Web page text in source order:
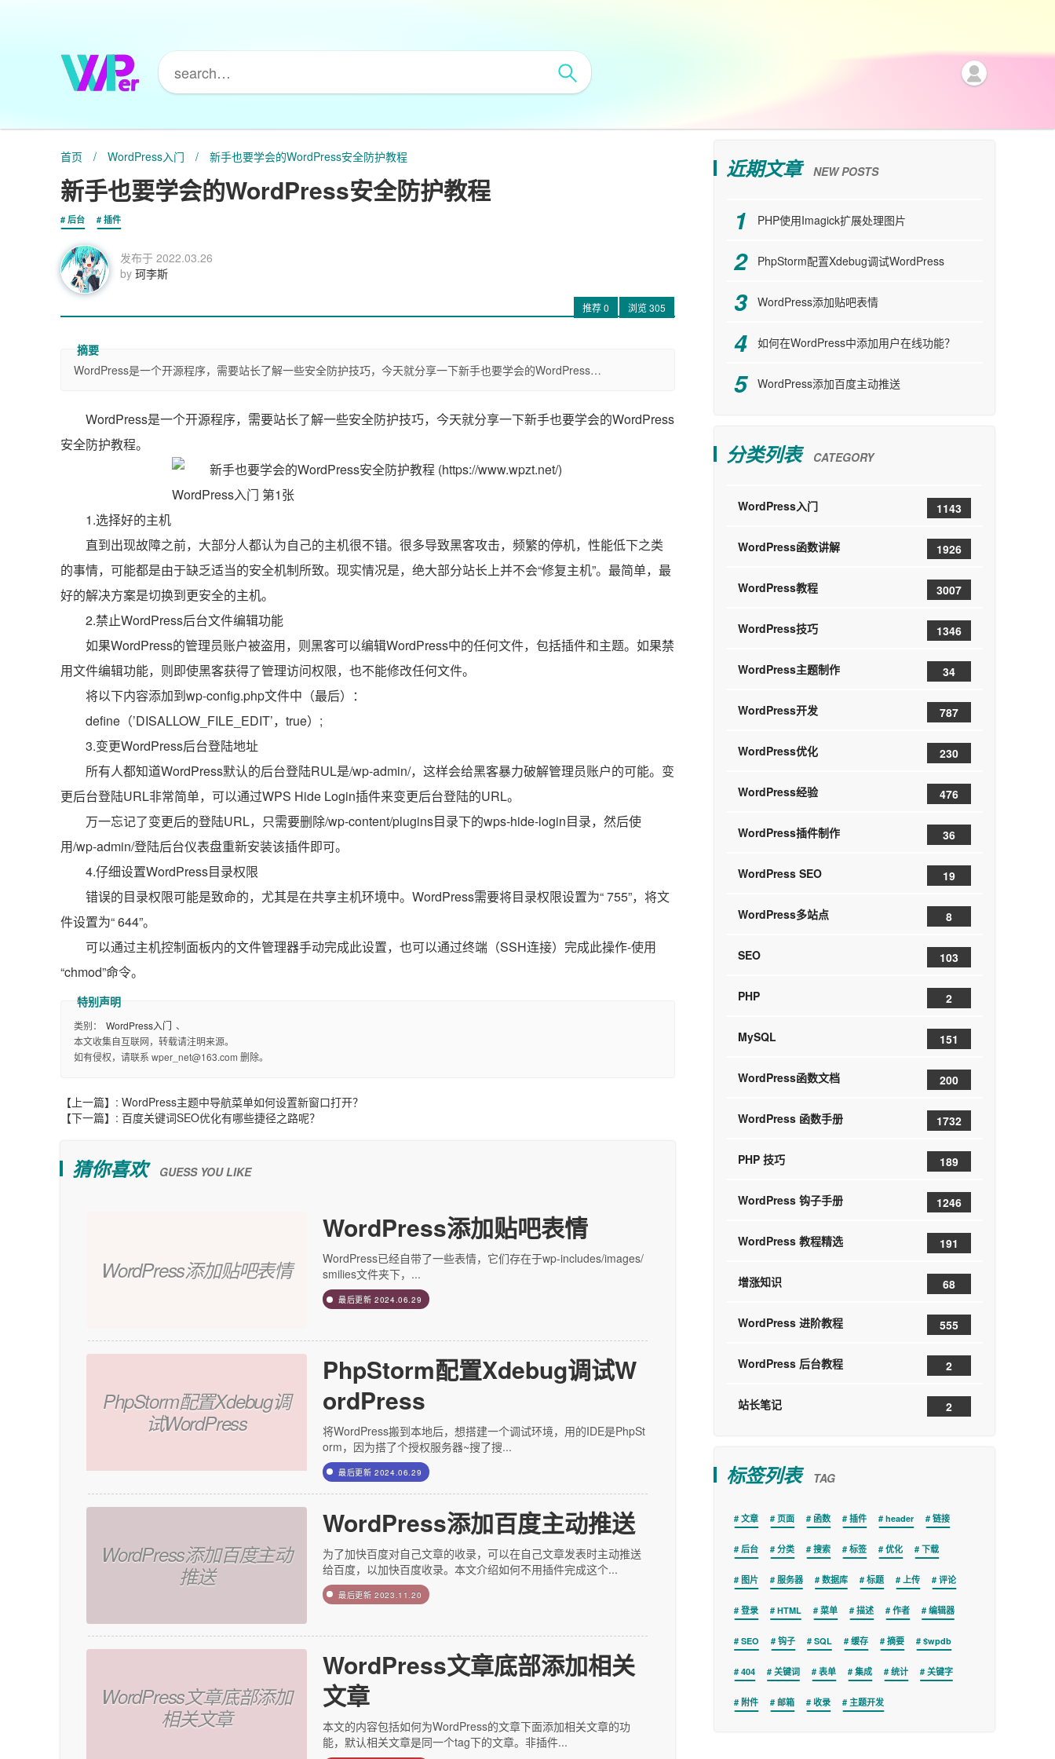
首页 / WordPress入门 / 新手也要学会的WordPress安全防护教程
新手也要学会的WordPress安全防护教程
后台 插件
发布于 2022.03.26
by 珂李斯
推荐0 浏览305
WordPress是一个开源程序，需要站长了解一些安全防护技巧，今天就分享一下新手也要学会的WordPress…
WordPress是一个开源程序，需要站长了解一些安全防护技巧，今天就分享一下新手也要学会的WordPress
安全防护教程。
1.选择好的主机
直到出现故障之前，大部分人都认为自己的主机很不错。很多导致黑客攻击，频繁的停机，性能低下之类
的事情，可能都是由于缺乏适当的安全机制所致。现实情况是，绝大部分站长上并不会“修复主机”。最简单，最
好的解决方案是切换到更安全的主机。
2.禁止WordPress后台文件编辑功能
如果WordPress的管理员账户被盗用，则黑客可以编辑WordPress中的任何文件，包括插件和主题。如果禁
用文件编辑功能，则即使黑客获得了管理访问权限，也不能修改任何文件。
将以下内容添加到wp-config.php文件中（最后）：
define（’DISALLOW_FILE_EDIT’，true）;
3.变更WordPress后台登陆地址
所有人都知道WordPress默认的后台登陆RUL是/wp-admin/，这样会给黑客暴力破解管理员账户的可能。变
更后台登陆URL非常简单，可以通过WPS Hide Login插件来变更后台登陆的URL。
万一忘记了变更后的登陆URL，只需要删除/wp-content/plugins目录下的wps-hide-login目录，然后使
用/wp-admin/登陆后台仪表盘重新安装该插件即可。
4.仔细设置WordPress目录权限
错误的目录权限可能是致命的，尤其是在共享主机环境中。WordPress需要将目录权限设置为“ 755”，将文
件设置为“ 644”。
可以通过主机控制面板内的文件管理器手动完成此设置，也可以通过终端（SSH连接）完成此操作-使用
“chmod”命令。
类别： WordPress入门 、
本文收集自互联网，转载请注明来源。
如有侵权，请联系 wper_net@163.com 删除。
【上一篇】: WordPress主题中导航菜单如何设置新窗口打开？
【下一篇】: 百度关键词SEO优化有哪些捷径之路呢？
猜你喜欢 GUESS YOU LIKE
WordPress添加贴吧表情
WordPress添加贴吧表情
WordPress已经自带了一些表情，它们存在于wp-includes/images/
smilies文件夹下，...
最后更新2024.06.29
PhpStorm配置Xdebug调
试WordPress
PhpStorm配置Xdebug调试W
ordPress
将WordPress搬到本地后，想搭建一个调试环境，用的IDE是PhpSt
orm，因为搭了个授权服务器~搜了搜...
最后更新2024.06.29
WordPress添加百度主动
推送
WordPress添加百度主动推送
为了加快百度对自己文章的收录，可以在自己文章发表时主动推送
给百度，以加快百度收录。本文介绍如何不用插件完成这个...
最后更新2023.11.20
WordPress文章底部添加
相关文章
WordPress文章底部添加相关
文章
本文的内容包括如何为WordPress的文章下面添加相关文章的功
能，默认相关文章是同一个tag下的文章。非插件...
近期文章 NEW POSTS
PHP使用Imagick扩展处理图片
PhpStorm配置Xdebug调试WordPress
WordPress添加贴吧表情
如何在WordPress中添加用户在线功能？
WordPress添加百度主动推送
分类列表 CATEGORY
WordPress入门 1143
WordPress函数讲解 1926
WordPress教程 3007
WordPress技巧 1346
WordPress主题制作 34
WordPress开发 787
WordPress优化 230
WordPress经验 476
WordPress插件制作 36
WordPress SEO 19
WordPress多站点 8
SEO 103
PHP 2
MySQL 151
WordPress函数文档 200
WordPress 函数手册 1732
PHP 技巧 189
WordPress 钩子手册 1246
WordPress 教程精选 191
增涨知识 68
WordPress 进阶教程 555
WordPress 后台教程 2
站长笔记 2
标签列表 TAG
文章 页面 函数 插件 header 链接
后台 分类 搜索 标签 优化 下载
图片 服务器 数据库 标题 上传 评论
登录 HTML 菜单 描述 作者 编辑器
SEO 钩子 SQL 缓存 摘要 $wpdb
404 关键词 表单 集成 统计 关键字
附件 邮箱 收录 主题开发